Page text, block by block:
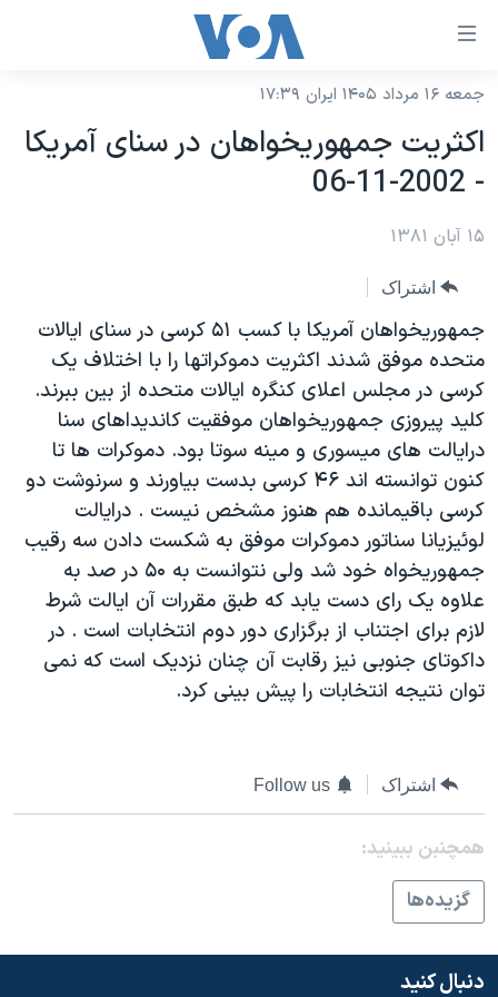
لینکهای
دسترسی
جهش
محتوای
اصلی
جهش
اصلی
جهش
به
جستجو
نسخه سبک وب‌سایت
موضوع ها
ایران
آمریکا
ورزشی
گزیده‌ها
ویژه برنامه‌ها
ویدیوها
فرهنگ و زندگی
حقوق شهروندی
اقتصادی
علم و فناوری
اسرائیل در جنگ
برنامه های تلویزیونی
جدول برنامه ها
صفحه‌های ویژه
جام جهانی ۲۰۲۶
عملیات خشم حماسی
۲۵۰سالگی آمریکا
بایگانی برنامه‌های تلویزیونی
مستندها
انتخابات ریاست جمهوری آمریکا ۲۰۲۴
حمله جمهوری اسلامی به اسرائیل
رمز مهسا
ورزش زنان در ایران
تریبونال مردمی آبان ۹۸
دادگاه حمید نوری
چهل سال گروگان‌گیری
قانون شفافیت دارائی کادر رهبری ایران
اعتراضات مردمی آبان ۹۸
فرکانس‌های صدای آمریکا
پخش رادیویی
یادگیری زبان انگلیسی
دنبال کنید
زبانهای مختلف
جمعه ۱۶ مرداد ۱۴۰۵ ایران ۱۷:۳۹
اکثريت جمهوريخواهان در سنای آمريکا
- 2002-11-06
۱۵ آبان ۱۳۸۱
اشتراک
جمهوريخواهان آمريکا با کسب ۵۱ کرسی در سنای ايالات
متحده موفق شدند اکثريت دموکراتها را با اختلاف يک
کرسی در مجلس اعلای کنگره ايالات متحده از بين ببرند.
کليد پيروزی جمهوريخواهان موفقيت کانديداهای سنا
درايالت های ميسوری و مينه سوتا بود. دموکرات ها تا
کنون توانسته اند ۴۶ کرسی بدست بياورند و سرنوشت دو
کرسی باقيمانده هم هنوز مشخص نيست . درايالت
لوئيزيانا سناتور دموکرات موفق به شکست دادن سه رقيب
جمهوريخواه خود شد ولی نتوانست به ۵۰ در صد به
علاوه يک رای دست يابد که طبق مقررات آن ايالت شرط
لازم برای اجتناب از برگزاری دور دوم انتخابات است . در
داکوتای جنوبی نيز رقابت آن چنان نزديک است که نمی
توان نتيجه انتخابات را پيش بينی کرد.
اشتراک Follow us
همچنبن ببینید:
گزيده‌ها
دنبال کنید